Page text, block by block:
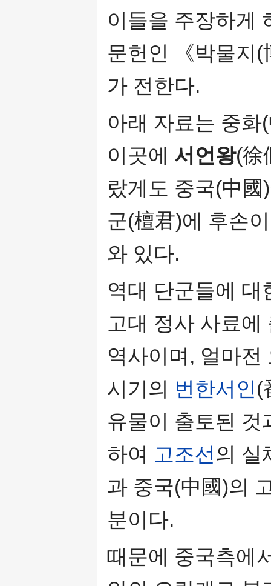
이들을 주장하게
문헌인 《박물지
가 전한다.
아래 자료는 중
이곳에 서언왕(徐
랐게도 중국(中
군(檀君)에 후손
와 있다.
역대 단군들에 대
고대 정사 사료
역사이며, 얼마
시기의 번한서인(
유물이 출토된
하여 고조선의 실
과 중국(中國)의
분이다.
때문에 중국측에